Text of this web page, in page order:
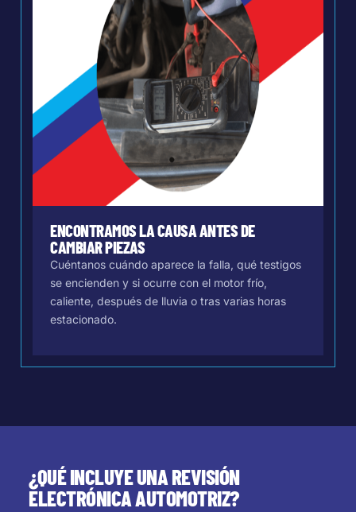
ENCONTRAMOS LA CAUSA ANTES DE
CAMBIAR PIEZAS
Cuéntanos cuándo aparece la falla, qué testigos
se encienden y si ocurre con el motor frío,
caliente, después de lluvia o tras varias horas
estacionado.
¿QUÉ INCLUYE UNA REVISIÓN
ELECTRÓNICA AUTOMOTRIZ?